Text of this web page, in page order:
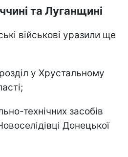
та Луганщині
військові уразили ще
у Хрустальному
технічних засобів
Донецької